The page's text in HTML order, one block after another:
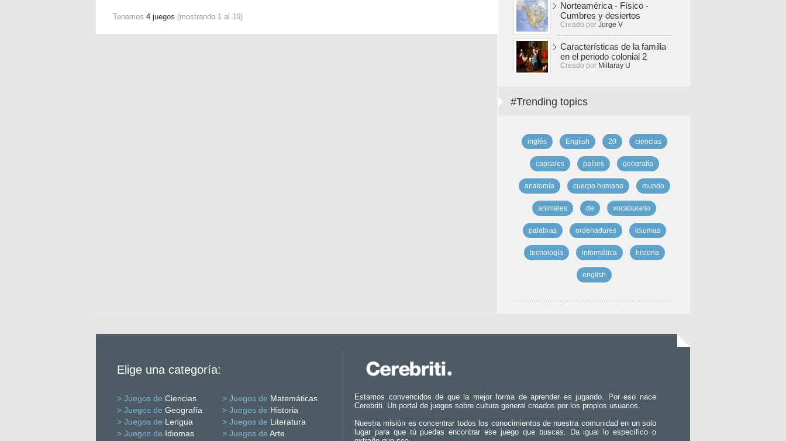
Tenemos 4 juegos (mostrando 1 al 10)
Norteamérica - Físico -
Cumbres y desiertos
Creado por Jorge V
Características de la familia
en el periodo colonial 2
Creado por Millaray U
#Trending topics
inglés English 20 ciencias
capitales países geografía
anatomía cuerpo humano mundo
animales de vocabulario
palabras ordenadores idiomas
tecnología informática historia
english
Elige una categoría:
> Juegos de Ciencias > Juegos de Matemáticas
> Juegos de Geografía > Juegos de Historia
> Juegos de Lengua > Juegos de Literatura
> Juegos de Idiomas > Juegos de Arte
Estamos convencidos de que la mejor forma de aprender es jugando. Por eso nace
Cerebriti. Un portal de juegos sobre cultura general creados por los propios usuarios.
Nuestra misión es concentrar todos los conocimientos de nuestra comunidad en un solo
lugar para que tú puedas encontrar ese juego que buscas. Da igual lo específico o